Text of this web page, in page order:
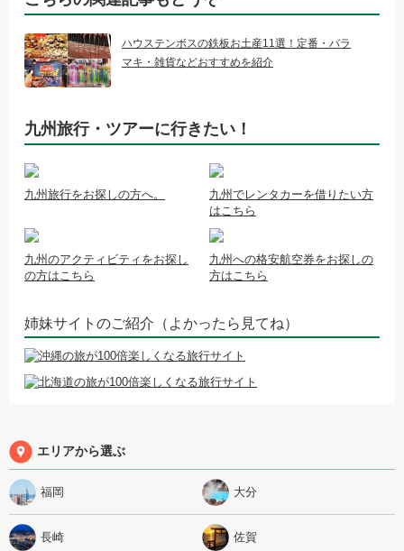
ハウステンボスの鉄板お土産11選！定番・バラ
マキ・雑貨などおすすめを紹介
九州旅行・ツアーに行きたい！
九州旅行をお探しの方へ。
九州でレンタカーを借りたい方
はこちら
九州のアクティビティをお探し
の方はこちら
九州への格安航空券をお探しの
方はこちら
姉妹サイトのご紹介（よかったら見てね）
エリアから選ぶ
福岡 大分
長崎 佐賀